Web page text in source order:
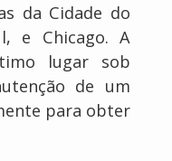
da Cidade do
e Chicago. A
lugar sob
de um
para obter